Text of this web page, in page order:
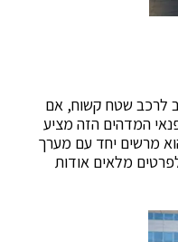
קיה סורנטו נחשב לרכב שטח קשוח, אם
המדהים הזה מציע
מרשים יחד עם מערך
מלאים אודות